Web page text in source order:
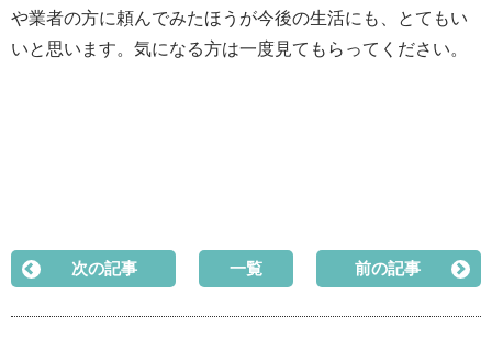
や業者の方に頼んでみたほうが今後の生活にも、とてもい
いと思います。気になる方は一度見てもらってください。
次の記事 一覧 前の記事